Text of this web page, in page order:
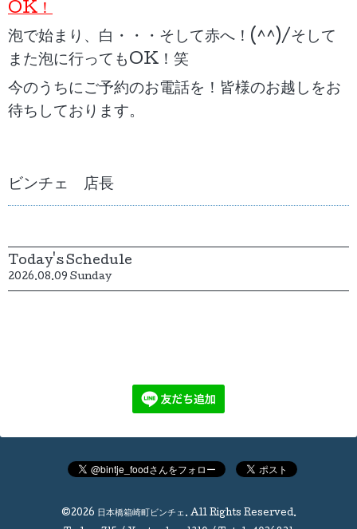
OK！
泡で始まり、白・・・そして赤へ ！(^^)/そして
また泡に行ってもOK！笑
今のうちにご予約のお電話を！皆様のお越しをお
待ちしております。
ビンチェ 店長
Today's Schedule
2026.08.09 Sunday
©2026 日本橋箱崎町ビンチェ. All Rights Reserved.